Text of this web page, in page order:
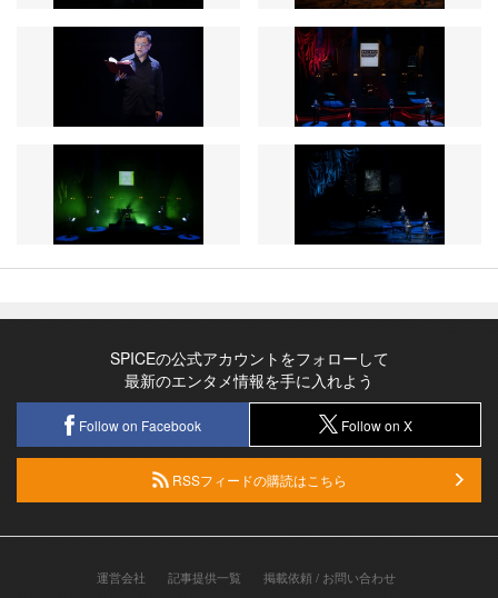
SPICEの公式アカウントをフォローして
最新のエンタメ情報を手に入れよう
Follow on Facebook Follow on X
RSSフィードの購読はこちら
運営会社 記事提供一覧 掲載依頼 / お問い合わせ